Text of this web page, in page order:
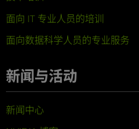
面向 IT 专业人员的培训
面向数据科学人员的专业服务
新闻与活动
新闻中心